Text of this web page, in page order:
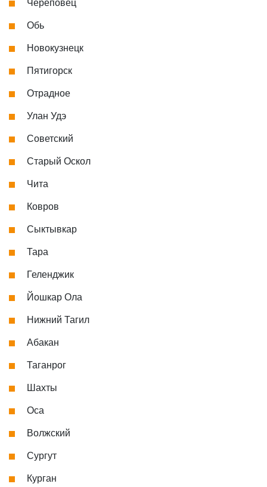
Череповец
Обь
Новокузнецк
Пятигорск
Отрадное
Улан Удэ
Советский
Старый Оскол
Чита
Ковров
Сыктывкар
Тара
Геленджик
Йошкар Ола
Нижний Тагил
Абакан
Таганрог
Шахты
Оса
Волжский
Сургут
Курган